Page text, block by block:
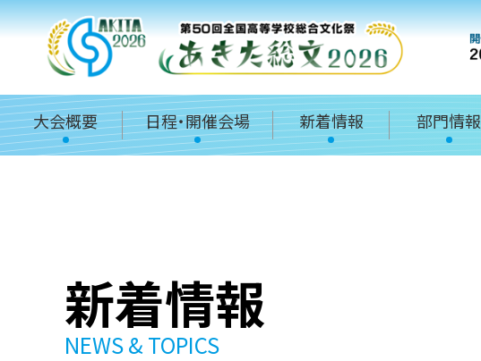
大会概要 日程・開催会場 新着情報 部門情報
新着情報
NEWS & TOPICS